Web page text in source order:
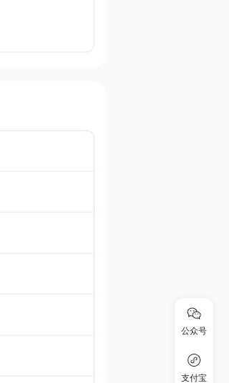
公众号
支付宝